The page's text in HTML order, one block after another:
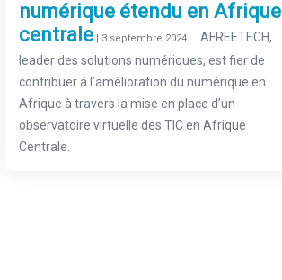
numérique étendu en Afrique
centrale | 3 septembre 2024
AFREETECH,
leader des solutions numériques, est fier de
contribuer à l’amélioration du numérique en
Afrique à travers la mise en place d’un
observatoire virtuelle des TIC en Afrique
Centrale.